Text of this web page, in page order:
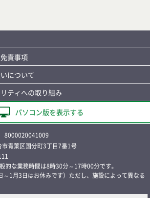
責事項
について
ティへの取り組み
パソコン版を表示する
青葉区国分町3丁目7番1号
的な業務時間は8時30分～17時00分です。
～1月3日はお休みです）ただし、施設によって異なる